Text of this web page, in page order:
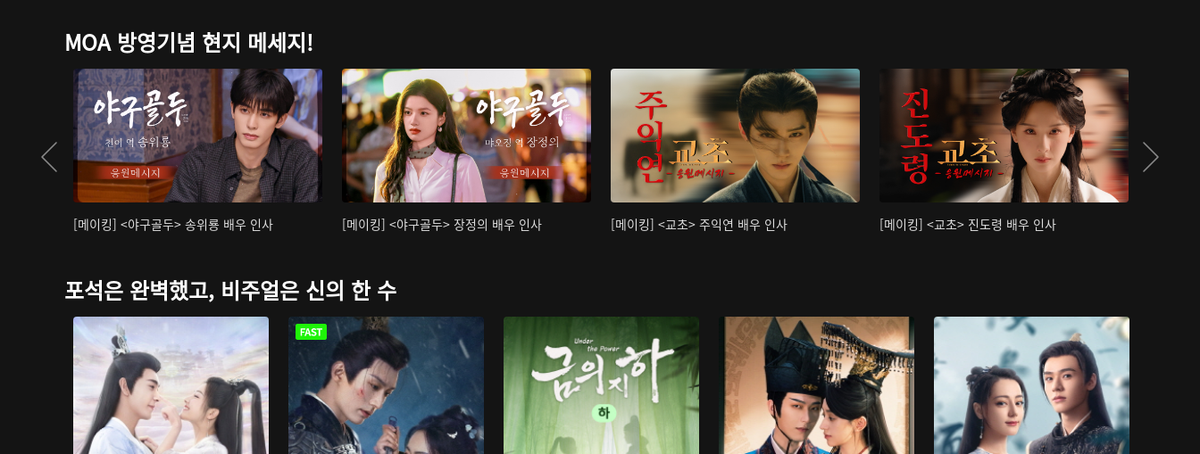
MOA 방영기념 현지 메세지!
[메이킹] <야구골두> 송위룡 배우 인사 [메이킹] <야구골두> 장정의 배우 인사 [메이킹] <교초> 주익연 배우 인사 [메이킹] <교초> 진도령 배우 인사
포석은 완벽했고, 비주얼은 신의 한 수